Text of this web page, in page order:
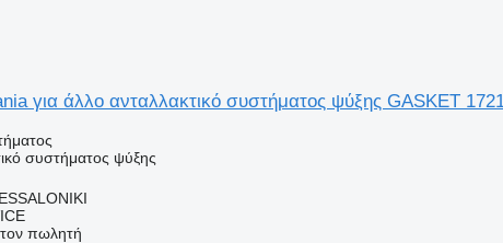
για άλλο ανταλλακτικό συστήματος ψύξης GASKET
συστήματος ψύξης
τον πωλητή